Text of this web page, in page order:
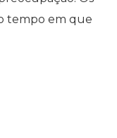
tempo em que